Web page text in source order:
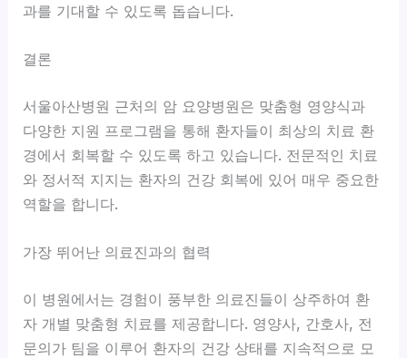
과를 기대할 수 있도록 돕습니다.
결론
서울아산병원 근처의 암 요양병원은 맞춤형 영양식과
다양한 지원 프로그램을 통해 환자들이 최상의 치료 환
경에서 회복할 수 있도록 하고 있습니다. 전문적인 치료
와 정서적 지지는 환자의 건강 회복에 있어 매우 중요한
역할을 합니다.
가장 뛰어난 의료진과의 협력
이 병원에서는 경험이 풍부한 의료진들이 상주하여 환
자 개별 맞춤형 치료를 제공합니다. 영양사, 간호사, 전
문의가 팀을 이루어 환자의 건강 상태를 지속적으로 모